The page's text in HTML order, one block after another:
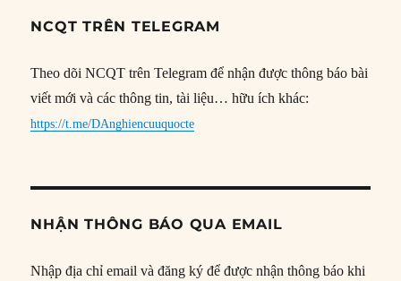
NCQT TRÊN TELEGRAM
Theo dõi NCQT trên Telegram để nhận được thông báo bài
viết mới và các thông tin, tài liệu… hữu ích khác:
https://t.me/DAnghiencuuquocte
NHẬN THÔNG BÁO QUA EMAIL
Nhập địa chỉ email và đăng ký để được nhận thông báo khi